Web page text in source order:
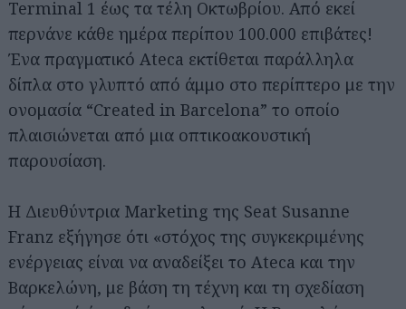
Terminal 1 έως τα τέλη Οκτωβρίου. Από εκεί
περνάνε κάθε ημέρα περίπου 100.000 επιβάτες!
Ένα πραγματικό Ateca εκτίθεται παράλληλα
δίπλα στο γλυπτό από άμμο στο περίπτερο με την
ονομασία “Created in Barcelona” το οποίο
πλαισιώνεται από μια οπτικοακουστική
παρουσίαση.
Η Διευθύντρια Marketing της Seat Susanne
Franz εξήγησε ότι «στόχος της συγκεκριμένης
ενέργειας είναι να αναδείξει το Ateca και την
Βαρκελώνη, με βάση τη τέχνη και τη σχεδίαση